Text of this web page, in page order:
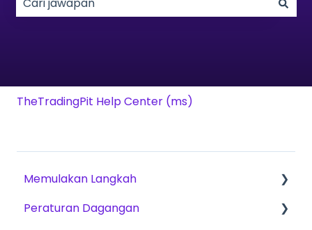
TheTradingPit Help Center (ms)
Memulakan Langkah
Cara Bermula
Peraturan Dagangan